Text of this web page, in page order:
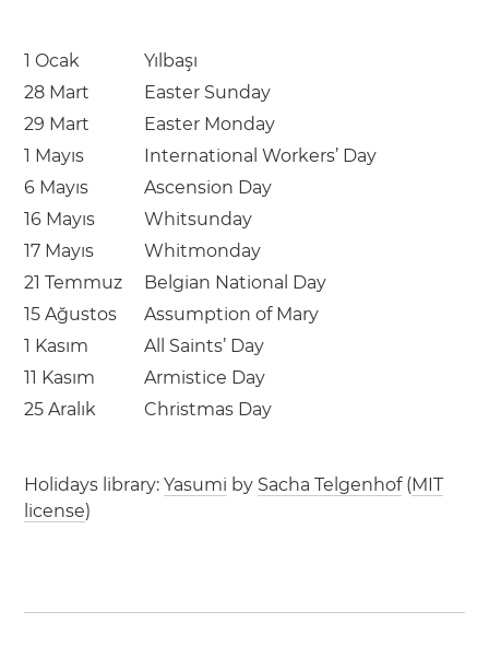
1 Ocak
Yılbaşı
28 Mart
Easter Sunday
29 Mart
Easter Monday
1 Mayıs
International Workers’ Day
6 Mayıs
Ascension Day
16 Mayıs
Whitsunday
17 Mayıs
Whitmonday
21 Temmuz
Belgian National Day
15 Ağustos
Assumption of Mary
1 Kasım
All Saints’ Day
11 Kasım
Armistice Day
25 Aralık
Christmas Day
Holidays library:Yasumi by Sacha Telgenhof(MIT
license)